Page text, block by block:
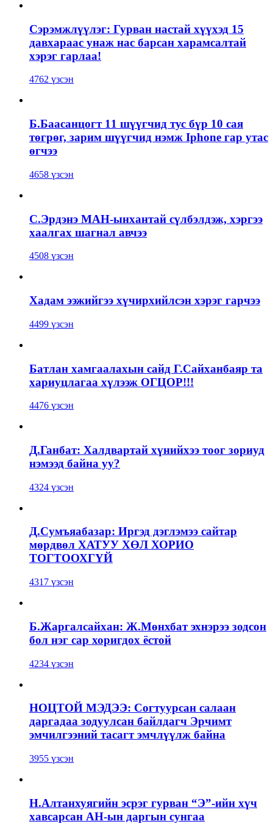
Сэрэмжлүүлэг: Гурван настай хүүхэд 15
давхараас унаж нас барсан харамсалтай
хэрэг гарлаа!
4762 үзсэн
Б.Баасанцогт 11 шүүгчид тус бүр 10 сая
төгрөг, зарим шүүгчид нэмж Iphone гар утас
өгчээ
4658 үзсэн
С.Эрдэнэ МАН-ынхантай сүлбэлдэж, хэргээ
хаалгах шагнал авчээ
4508 үзсэн
Хадам ээжийгээ хүчирхийлсэн хэрэг гарчээ
4499 үзсэн
Батлан хамгаалахын сайд Г.Сайханбаяр та
хариуцлагаа хүлээж ОГЦОР!!!
4476 үзсэн
Д.Ганбат: Халдвартай хүнийхээ тоог зориуд
нэмээд байна уу?
4324 үзсэн
Д.Сумъяабазар: Иргэд дэглэмээ сайтар
мөрдвөл ХАТУУ ХӨЛ ХОРИО
ТОГТООХГҮЙ
4317 үзсэн
Б.Жаргалсайхан: Ж.Мөнхбат эхнэрээ зодсон
бол нэг сар хоригдох ёстой
4234 үзсэн
НОЦТОЙ МЭДЭЭ: Согтуурсан салаан
даргадаа зодуулсан байлдагч Эрчимт
эмчилгээний тасагт эмчлүүлж байна
3955 үзсэн
Н.Алтанхуягийн эсрэг гурван “Э”-ийн хүч
хавсарсан АН-ын даргын сунгаа